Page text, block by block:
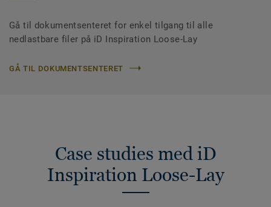
Gå til dokumentsenteret for enkel tilgang til alle
nedlastbare filer på iD Inspiration Loose-Lay
GÅ TIL DOKUMENTSENTERET
Case studies med iD
Inspiration Loose-Lay